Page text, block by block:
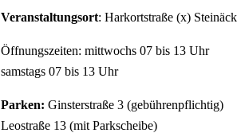
Veranstaltungsort: Harkortstraße (x)
Öffnungszeiten: mittwochs 07 bis 13 Uhr
samstags 07 bis 13 Uhr
Parken: Ginsterstraße 3 (gebührenpflichtig)
Leostraße 13 (mit Parkscheibe)